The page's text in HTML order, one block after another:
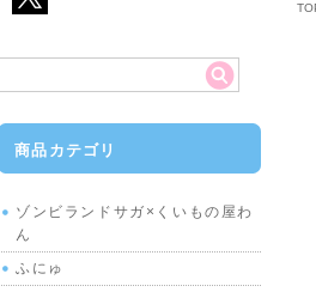
商品カテゴリ
ゾンビランドサガ×くいもの屋わ
ん
ふにゅ